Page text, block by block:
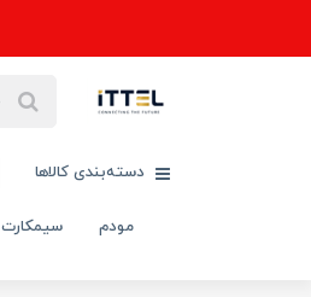
دسته‌بندی کالاها
مودم سیمکارت